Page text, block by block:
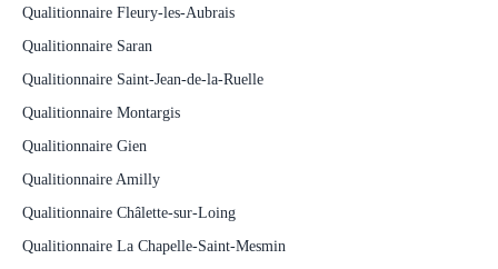
Qualitionnaire Fleury-les-Aubrais
Qualitionnaire Saran
Qualitionnaire Saint-Jean-de-la-Ruelle
Qualitionnaire Montargis
Qualitionnaire Gien
Qualitionnaire Amilly
Qualitionnaire Châlette-sur-Loing
Qualitionnaire La Chapelle-Saint-Mesmin